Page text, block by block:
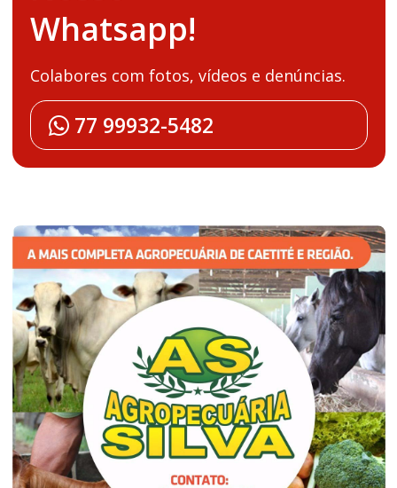
Whatsapp!
Colabores com fotos, vídeos e denúncias.
77 99932-5482